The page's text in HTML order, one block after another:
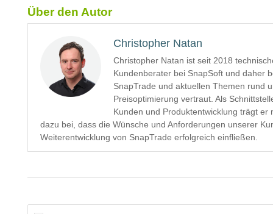
Über den Autor
Christopher Natan
Christopher Natan ist seit 2018
Kundenberater bei SnapSoft und daher
SnapTrade und aktuellen Themen rund
Preisoptimierung vertraut. Als
Kunden und Produktentwicklung trägt er
dazu bei, dass die Wünsche und Anforderungen unserer
Weiterentwicklung von SnapTrade erfolgreich einfließen.